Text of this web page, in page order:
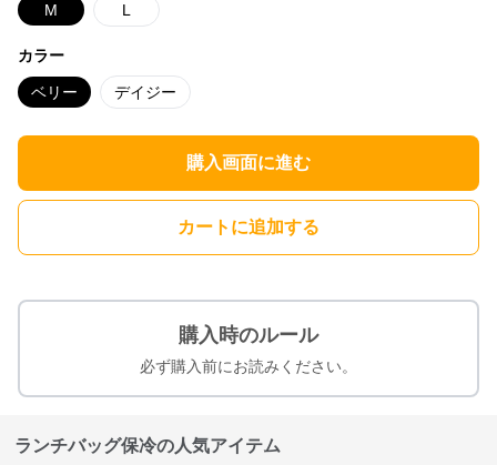
M L
カラー
ベリー デイジー
購入画面に進む
カートに追加する
購入時のルール
必ず購入前にお読みください。
ランチバッグ保冷の人気アイテム